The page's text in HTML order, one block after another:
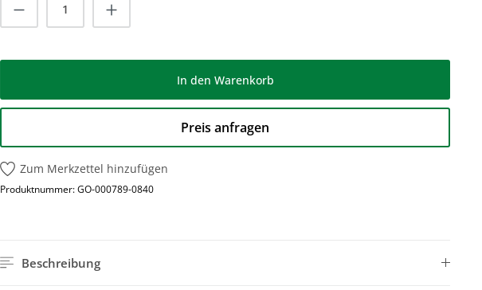
In den Warenkorb
Preis anfragen
Zum Merkzettel hinzufügen
Produktnummer:GO-000789-0840
Beschreibung